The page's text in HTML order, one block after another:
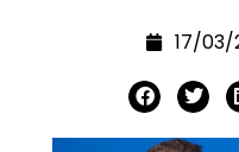
17/03/